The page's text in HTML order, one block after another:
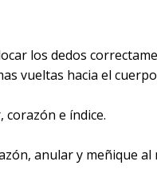
los dedos
vueltas hacia el
corazón e índice.
anular y meñique al